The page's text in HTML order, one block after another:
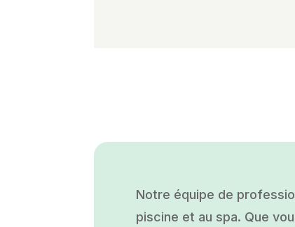
Notre équipe de
piscine et au spa. Que